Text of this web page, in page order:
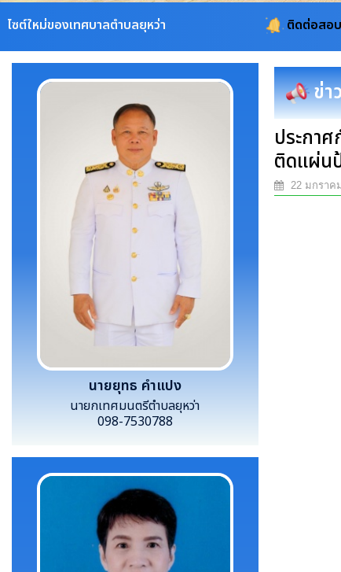
าลตำบลยุหว่า ติดต่อสอบถาม 053-
นายยุทธ คำแปง
นายกเทศมนตรีตำบลยุหว่า
098-7530788
ข่า
ประกา
ติดแผ่น
22 มกราค